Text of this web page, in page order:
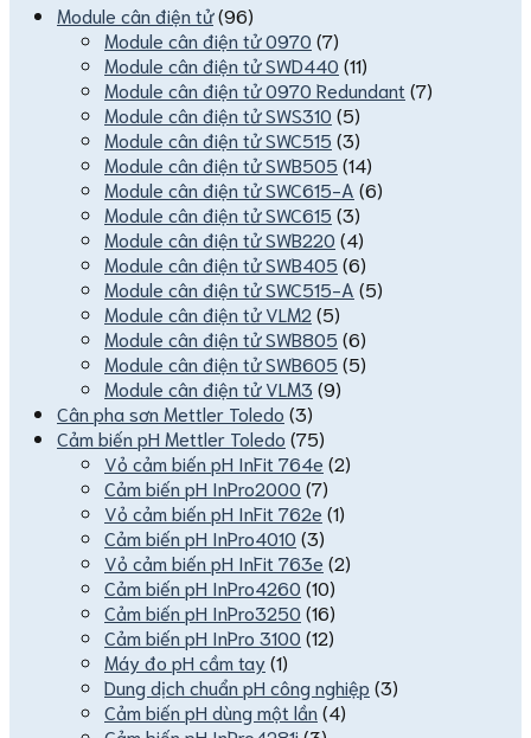
Module cân điện tử(96)
Module cân điện tử 0970 (7)
Module cân điện tử SWD440 (11)
Module cân điện tử 0970 Redundant (7)
Module cân điện tử SWS310 (5)
Module cân điện tử SWC515 (3)
Module cân điện tử SWB505 (14)
Module cân điện tử SWC615-A (6)
Module cân điện tử SWC615 (3)
Module cân điện tử SWB220 (4)
Module cân điện tử SWB405 (6)
Module cân điện tử SWC515-A (5)
Module cân điện tử VLM2 (5)
Module cân điện tử SWB805 (6)
Module cân điện tử SWB605 (5)
Module cân điện tử VLM3 (9)
Cân pha sơn Mettler Toledo (3)
Cảm biến pH Mettler Toledo (75)
Vỏ cảm biến pH InFit 764e (2)
Cảm biến pH InPro2000 (7)
Vỏ cảm biến pH InFit 762e (1)
Cảm biến pH InPro4010 (3)
Vỏ cảm biến pH InFit 763e (2)
Cảm biến pH InPro4260 (10)
Cảm biến pH InPro3250 (16)
Cảm biến pH InPro 3100 (12)
Máy đo pH cầm tay(1)
Dung dịch chuẩn pH công nghiệp (3)
Cảm biến pH dùng một lần (4)